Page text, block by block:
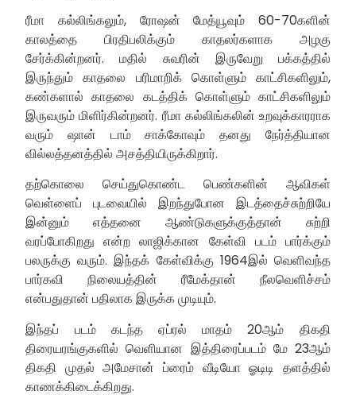
ரீமா கல்லிங்கலும், ரோஷன் மேத்யூவும் 60-70களின்
காலத்தை பிரதிபலிக்கும் காதலர்களாக அழகு
சேர்க்கின்றனர். மதில் சுவரின் இருவேறு பக்கத்தில்
இருந்தும் காதலை பரிமாறிக் கொள்ளும் காட்சிகளிலும்,
கண்களால் காதலை கடத்திக் கொள்ளும் காட்சிகளிலும்
இருவரும் மிளிர்கின்றனர். ரீமா கல்லிங்கலின் உறவுக்காரராக
வரும் ஷான் டாம் சாக்கோவும் தனது நேர்த்தியான
வில்லத்தனத்தில் அசத்தியிருக்கிறார்.
தற்கொலை செய்துகொண்ட பெண்களின் ஆவிகள்
வெள்ளைப் புடவையில் இறந்துபோன இடத்தைச்சுற்றியே
இன்னும் எத்தனை ஆண்டுகளுக்குத்தான் சுற்றி
வரப்போகிறது என்ற லாஜிக்கான கேள்வி படம் பார்க்கும்
பலருக்கு வரும். இந்தக் கேள்விக்கு 1964இல் வெளிவந்த
பார்கவி நிலையத்தின் ரீமேக்தான் நீலவெளிச்சம்
என்பதுதான் பதிலாக இருக்க முடியும்.
இந்தப் படம் கடந்த ஏப்ரல் மாதம் 20ஆம் திகதி
திரையரங்குகளில் வெளியான இத்திரைப்படம் மே 23ஆம்
திகதி முதல் அமேசான் ப்ரைம் வீடியோ ஓடிடி தளத்தில்
காணக்கிடைக்கிறது.